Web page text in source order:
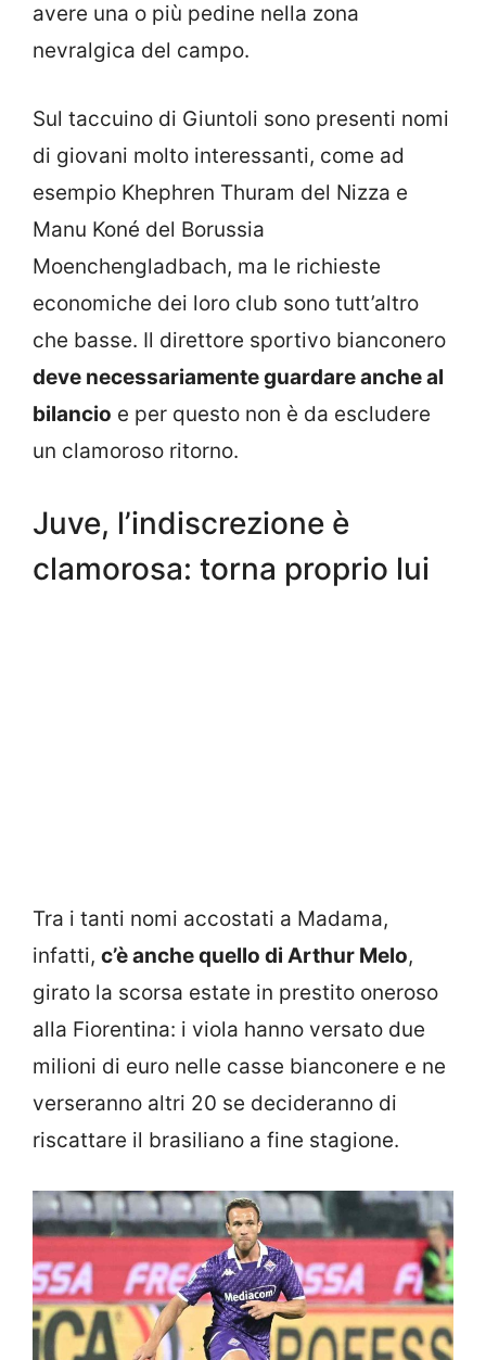
avere una o più pedine nella zona
nevralgica del campo.
Sul taccuino di Giuntoli sono presenti nomi
di giovani molto interessanti, come ad
esempio Khephren Thuram del Nizza e
Manu Koné del Borussia
Moenchengladbach, ma le richieste
economiche dei loro club sono tutt’altro
che basse. Il direttore sportivo bianconero
deve necessariamente guardare anche al
bilancio e per questo non è da escludere
un clamoroso ritorno.
Juve, l’indiscrezione è
clamorosa: torna proprio lui
Tra i tanti nomi accostati a Madama,
infatti, c’è anche quello di Arthur Melo,
girato la scorsa estate in prestito oneroso
alla Fiorentina: i viola hanno versato due
milioni di euro nelle casse bianconere e ne
verseranno altri 20 se decideranno di
riscattare il brasiliano a fine stagione.